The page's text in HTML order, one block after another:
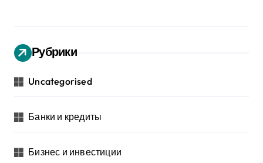
Рубрики
Uncategorised
Банки и кредиты
Бизнес и инвестиции